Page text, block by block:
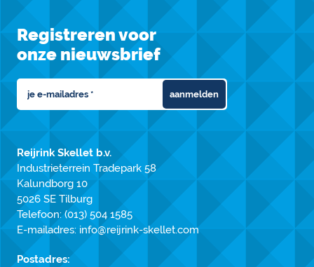
Registreren voor
onze nieuwsbrief
aanmelden
Reijrink Skellet b.v.
Industrieterrein Tradepark 58
Kalundborg 10
5026 SE Tilburg
Telefoon: (013) 504 1585
E-mailadres: info@reijrink-skellet.com
Postadres: